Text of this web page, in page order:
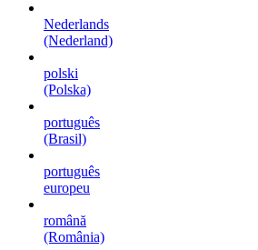
Nederlands
(Nederland)
polski
(Polska)
português
(Brasil)
português
europeu
română
(România)